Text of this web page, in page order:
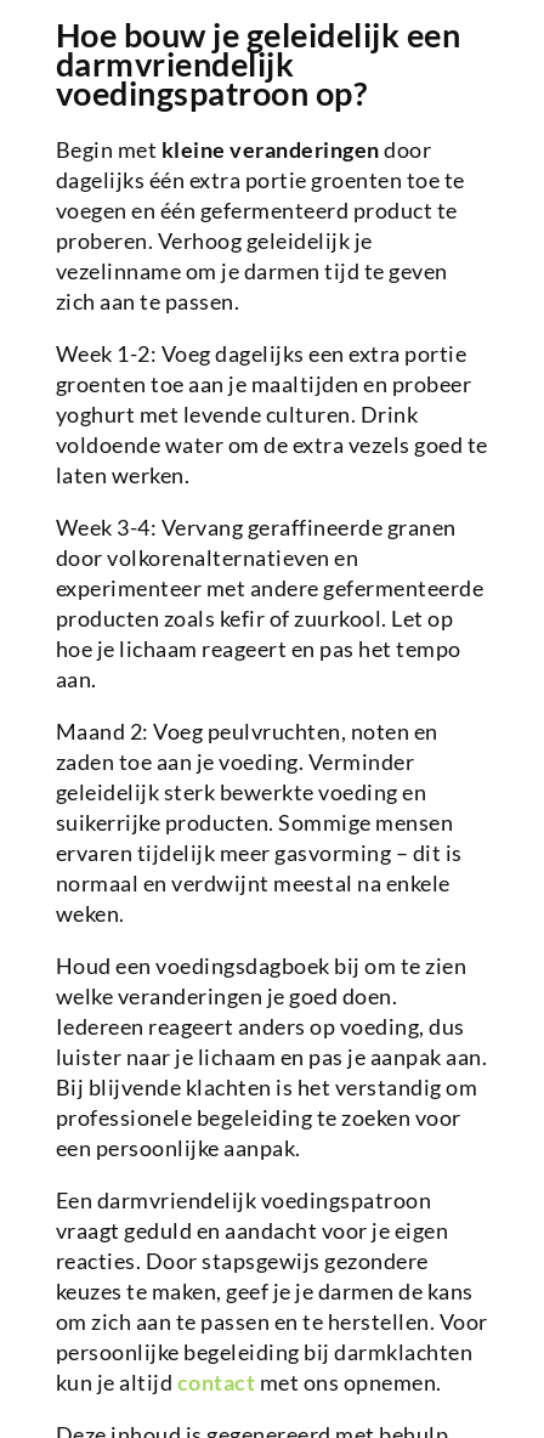
Hoe bouw je geleidelijk een
darmvriendelijk
voedingspatroon op?
Begin met kleine veranderingendoor
dagelijks één extra portie groenten toe te
voegen en één gefermenteerd product te
proberen. Verhoog geleidelijk je
vezelinname om je darmen tijd te geven
zich aan te passen.
Week 1-2: Voeg dagelijks een extra portie
groenten toe aan je maaltijden en probeer
yoghurt met levende culturen. Drink
voldoende water om de extra vezels goed te
laten werken.
Week 3-4: Vervang geraffineerde granen
door volkorenalternatieven en
experimenteer met andere gefermenteerde
producten zoals kefir of zuurkool. Let op
hoe je lichaam reageert en pas het tempo
aan.
Maand 2: Voeg peulvruchten, noten en
zaden toe aan je voeding. Verminder
geleidelijk sterk bewerkte voeding en
suikerrijke producten. Sommige mensen
ervaren tijdelijk meer gasvorming – dit is
normaal en verdwijnt meestal na enkele
weken.
Houd een voedingsdagboek bij om te zien
welke veranderingen je goed doen.
Iedereen reageert anders op voeding, dus
luister naar je lichaam en pas je aanpak aan.
Bij blijvende klachten is het verstandig om
professionele begeleiding te zoeken voor
een persoonlijke aanpak.
Een darmvriendelijk voedingspatroon
vraagt geduld en aandacht voor je eigen
reacties. Door stapsgewijs gezondere
keuzes te maken, geef je je darmen de kans
om zich aan te passen en te herstellen. Voor
persoonlijke begeleiding bij darmklachten
kun je altijd contact met ons opnemen.